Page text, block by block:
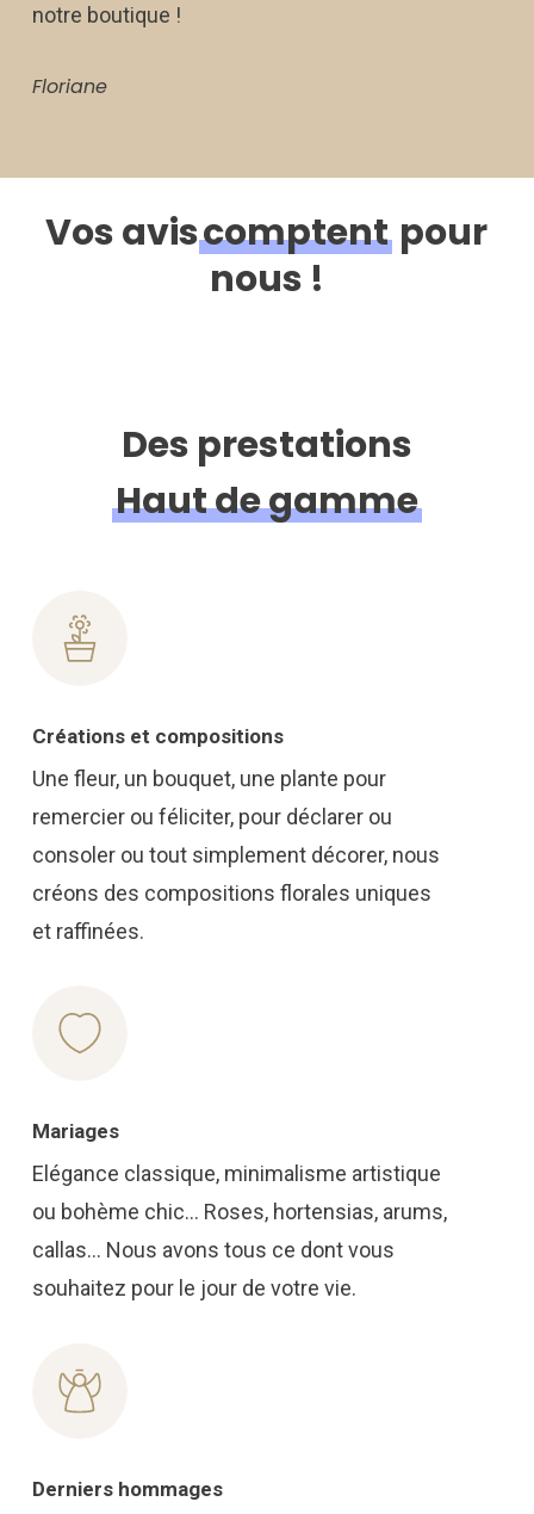
notre boutique !
Floriane
Vos aviscomptent pour
nous !
Des prestations
Haut de gamme
Créations et compositions
Une fleur, un bouquet, une plante pour
remercier ou féliciter, pour déclarer ou
consoler ou tout simplement décorer, nous
créons des compositions florales uniques
et raffinées.
Mariages
Elégance classique, minimalisme artistique
ou bohème chic… Roses, hortensias, arums,
callas… Nous avons tous ce dont vous
souhaitez pour le jour de votre vie.
Derniers hommages